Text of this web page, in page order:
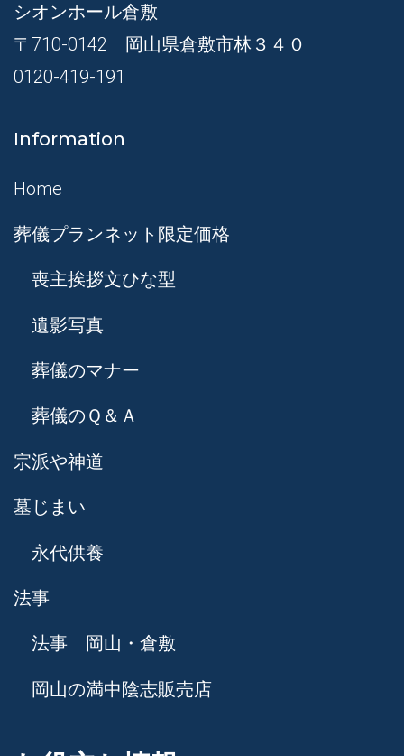
シオンホール倉敷
〒710-0142 岡山県倉敷市林３４０
0120-419-191
Information
Home
葬儀プランネット限定価格
喪主挨拶文ひな型
遺影写真
葬儀のマナー
葬儀のＱ＆Ａ
宗派や神道
墓じまい
永代供養
法事
法事 岡山・倉敷
岡山の満中陰志販売店